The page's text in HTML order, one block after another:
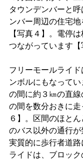
タウンデンバーと
ンバー周辺の住宅
【写真４】。電停
つながっています【
フリーモールライ
ンボルにもなって
の間に約３㎞の直
の間を数分おきに
６】。区間のほと
のバス以外の通行が
実質的に歩行者道路
ライドは、ブロッ